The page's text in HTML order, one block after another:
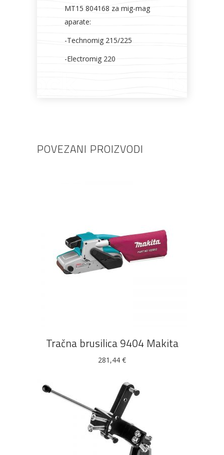
MT15 804168 za mig-mag
aparate:
-Technomig 215/225
-Electromig 220
POVEZANI PROIZVODI
Tračna brusilica 9404 Makita
281,44 €